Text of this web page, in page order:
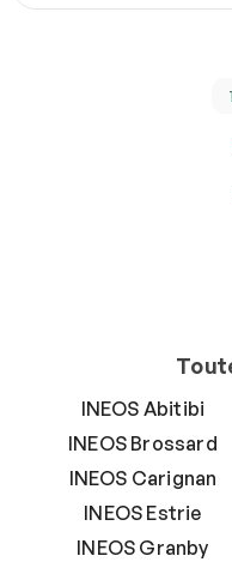
1
INEOS Abitibi
INEOS Brossard
INEOS Carignan
INEOS Estrie
INEOS Granby